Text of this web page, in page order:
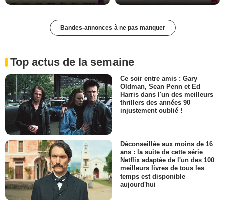
Bandes-annonces à ne pas manquer
Top actus de la semaine
Ce soir entre amis : Gary
Oldman, Sean Penn et Ed
Harris dans l'un des meilleurs
thrillers des années 90
injustement oublié !
Déconseillée aux moins de 16
ans : la suite de cette série
Netflix adaptée de l'un des 100
meilleurs livres de tous les
temps est disponible
aujourd'hui